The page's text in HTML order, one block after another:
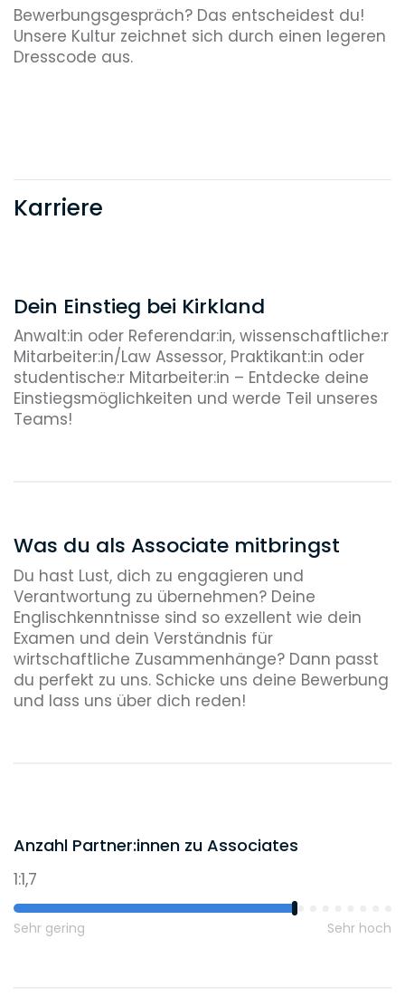
Bewerbungsgespräch? Das entscheidest du!
Unsere Kultur zeichnet sich durch einen legeren
Dresscode aus.
Karriere
Dein Einstieg bei Kirkland
Anwalt:in oder Referendar:in, wissenschaftliche:r
Mitarbeiter:in/Law Assessor, Praktikant:in oder
studentische:r Mitarbeiter:in – Entdecke deine
Einstiegsmöglichkeiten und werde Teil unseres
Teams!
Was du als Associate mitbringst
Du hast Lust, dich zu engagieren und
Verantwortung zu übernehmen? Deine
Englischkenntnisse sind so exzellent wie dein
Examen und dein Verständnis für
wirtschaftliche Zusammenhänge? Dann passt
du perfekt zu uns. Schicke uns deine Bewerbung
und lass uns über dich reden!
Anzahl Partner:innen zu Associates
1:1,7
Sehr gering Sehr hoch